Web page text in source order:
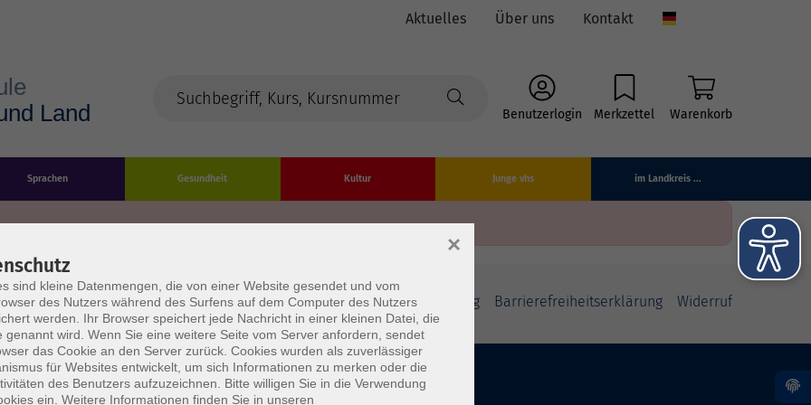
Aktuelles Über uns Kontakt
Benutzerlogin Merkzettel Warenkorb
Sprachen Gesundheit Kultur Junge vhs im Landkreis ...
Impressum Datenschutzerklärung AGB/Widerrufsbelehrung Barrierefreiheitserklärung Widerruf
sind kleine Datenmengen, die von einer Website gesendet und vom
des Nutzers während des Surfens auf dem Computer des Nutzers
werden. Ihr Browser speichert jede Nachricht in einer kleinen Datei, die
genannt wird. Wenn Sie eine weitere Seite vom Server anfordern, sendet
das Cookie an den Server zurück. Cookies wurden als zuverlässiger
für Websites entwickelt, um sich Informationen zu merken oder die
des Benutzers aufzuzeichnen. Bitte willigen Sie in die Verwendung
ein. Weitere Informationen finden Sie in unseren
×